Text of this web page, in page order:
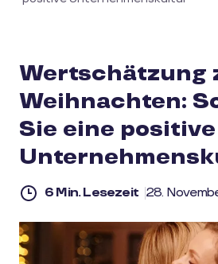
Wertschätzung
Weihnachten:
Sie eine positive
6 Min. Lesezeit 28.